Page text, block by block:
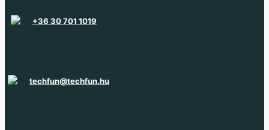
+36 30 701 1019
techfun@techfun.hu